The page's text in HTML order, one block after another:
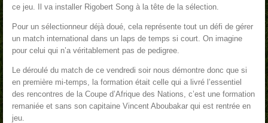
ce jeu. Il va installer Rigobert Song à la tête de la sélection.
Pour un sélectionneur déjà doué, cela représente tout un défi de gérer
un match international dans un laps de temps si court. On imagine
pour celui qui n’a véritablement pas de pedigree.
Le déroulé du match de ce vendredi soir nous démontre donc que si
en première mi-temps, la formation était celle qui a livré l’essentiel
des rencontres de la Coupe d’Afrique des Nations, c’est une formation
remaniée et sans son capitaine Vincent Aboubakar qui est rentrée en
jeu.